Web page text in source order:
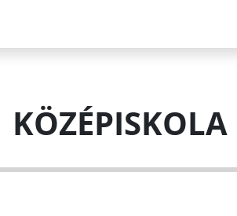
KÖZÉPISKOLA